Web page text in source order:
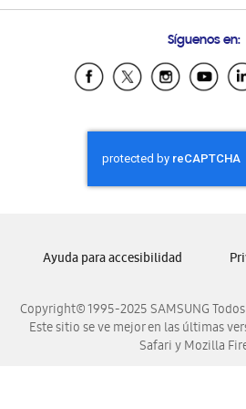
Samsung Ecuador
Samsung El
Samsung
Samsung
Samsung
Samsung
Síguenos en:
Copyright© 1995-2025 SAMSUNG
Este sitio se ve mejor en las últimas
Safari y Mozilla
Ayuda para accesibilidad